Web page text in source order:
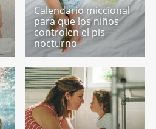
Calendario miccional
para que los niños
controlen el pis
nocturno